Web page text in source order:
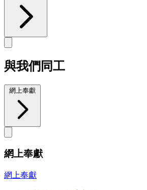
與我們同工
網上奉獻
網上奉獻
網上奉獻